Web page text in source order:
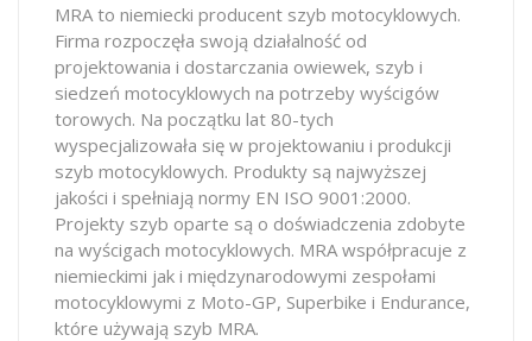
MRA to niemiecki producent szyb motocyklowych.
Firma rozpoczęła swoją działalność od
projektowania i dostarczania owiewek, szyb i
siedzeń motocyklowych na potrzeby wyścigów
torowych. Na początku lat 80-tych
wyspecjalizowała się w projektowaniu i produkcji
szyb motocyklowych. Produkty są najwyższej
jakości i spełniają normy EN ISO 9001:2000.
Projekty szyb oparte są o doświadczenia zdobyte
na wyścigach motocyklowych. MRA współpracuje z
niemieckimi jak i międzynarodowymi zespołami
motocyklowymi z Moto-GP, Superbike i Endurance,
które używają szyb MRA.